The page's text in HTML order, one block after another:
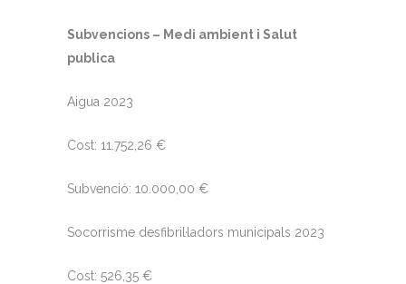
Subvencions – Medi ambient i Salut
publica
Aigua 2023
Cost: 11.752,26 €
Subvenció: 10.000,00 €
Socorrisme desfibril·ladors municipals 2023
Cost: 526,35 €